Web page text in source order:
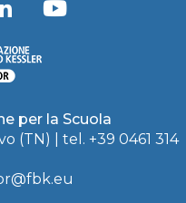
per la Scuola
(TN) | tel. +39 0461 314